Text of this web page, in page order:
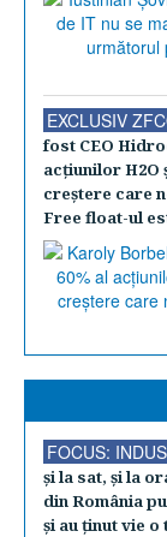
EXCLUSIV
fost CEO
acţiunilor H2O
creştere care
Free float-ul
FOCUS:
şi la sat, şi la
din România
şi au ţinut vie o